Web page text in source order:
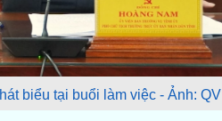
biểu tại buổi làm việc - Ảnh: QV